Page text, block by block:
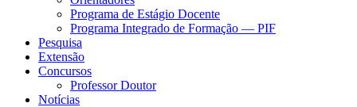
Programa de Estágio Docente
Programa Integrado de Formação — PIF
Pesquisa
Extensão
Concursos
Professor Doutor
Notícias